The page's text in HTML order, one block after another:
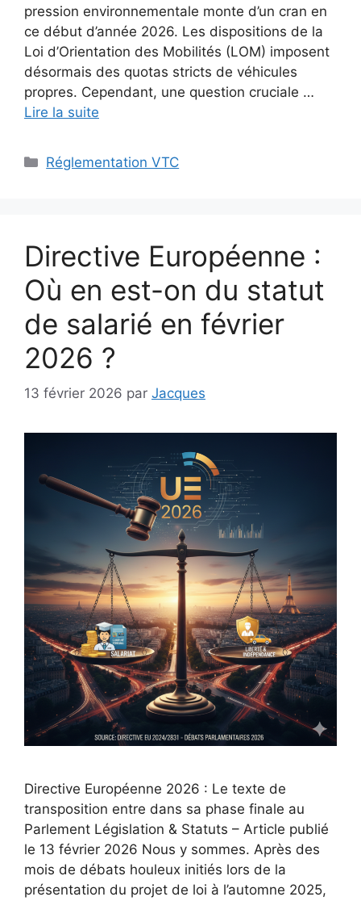
pression environnementale monte d’un cran en
ce début d’année 2026. Les dispositions de la
Loi d’Orientation des Mobilités (LOM) imposent
désormais des quotas stricts de véhicules
propres. Cependant, une question cruciale …
Lire la suite
Catégories
Réglementation VTC
Directive Européenne :
Où en est-on du statut
de salarié en février
2026 ?
13 février 2026 par Jacques
Directive Européenne 2026 : Le texte de
transposition entre dans sa phase finale au
Parlement Législation & Statuts – Article publié
le 13 février 2026 Nous y sommes. Après des
mois de débats houleux initiés lors de la
présentation du projet de loi à l’automne 2025,